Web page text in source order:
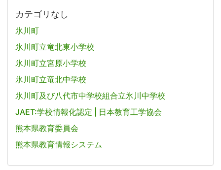
カテゴリなし
氷川町
氷川町立竜北東小学校
氷川町立宮原小学校
氷川町立竜北中学校
氷川町及び八代市中学校組合立氷川中学校
JAET:学校情報化認定 | 日本教育工学協会
熊本県教育委員会
熊本県教育情報システム